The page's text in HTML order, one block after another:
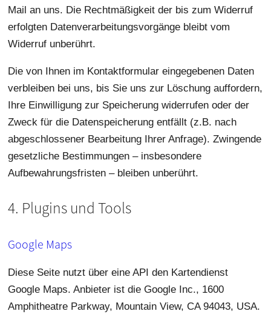
Mail an uns. Die Rechtmäßigkeit der bis zum Widerruf
erfolgten Datenverarbeitungsvorgänge bleibt vom
Widerruf unberührt.
Die von Ihnen im Kontaktformular eingegebenen Daten
verbleiben bei uns, bis Sie uns zur Löschung auffordern,
Ihre Einwilligung zur Speicherung widerrufen oder der
Zweck für die Datenspeicherung entfällt (z.B. nach
abgeschlossener Bearbeitung Ihrer Anfrage). Zwingende
gesetzliche Bestimmungen – insbesondere
Aufbewahrungsfristen – bleiben unberührt.
4. Plugins und Tools
Google Maps
Diese Seite nutzt über eine API den Kartendienst
Google Maps. Anbieter ist die Google Inc., 1600
Amphitheatre Parkway, Mountain View, CA 94043, USA.